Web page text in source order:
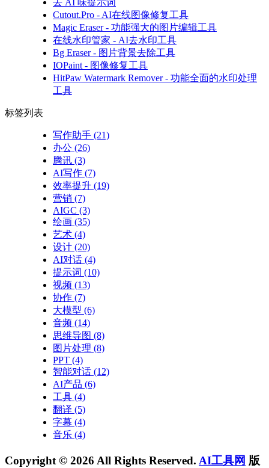
去 AI 味提示词
Cutout.Pro - AI在线图像修复工具
Magic Eraser - 功能强大的图片编辑工具
在线水印管家 - AI去水印工具
Bg Eraser - 图片背景去除工具
IOPaint - 图像修复工具
HitPaw Watermark Remover - 功能全面的水印处理
工具
标签列表
写作助手 (21)
办公 (26)
腾讯 (3)
AI写作 (7)
效率提升 (19)
营销 (7)
AIGC (3)
绘画 (35)
艺术 (4)
设计 (20)
AI对话 (4)
提示词 (10)
视频 (13)
协作 (7)
大模型 (6)
音频 (14)
思维导图 (8)
图片处理 (8)
PPT (4)
智能对话 (12)
AI产品 (6)
工具 (4)
翻译 (5)
字幕 (4)
音乐 (4)
Copyright © 2026 All Rights Reserved. AI工具网 版